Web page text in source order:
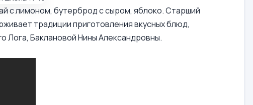
с лимоном, бутерброд с сыром, яблоко. Старший
традиции приготовления вкусных блюд,
Лога, Баклановой Нины Александровны.